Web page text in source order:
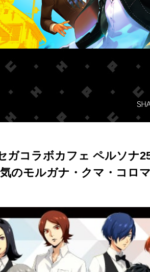
ガコラボカフェ ペルソナ
のモルガナ・クマ・コロ